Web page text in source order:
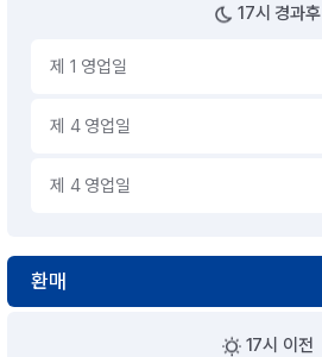
17시 경과후
제 1 영업일
제 4 영업일
제 4 영업일
환매
17시 이전